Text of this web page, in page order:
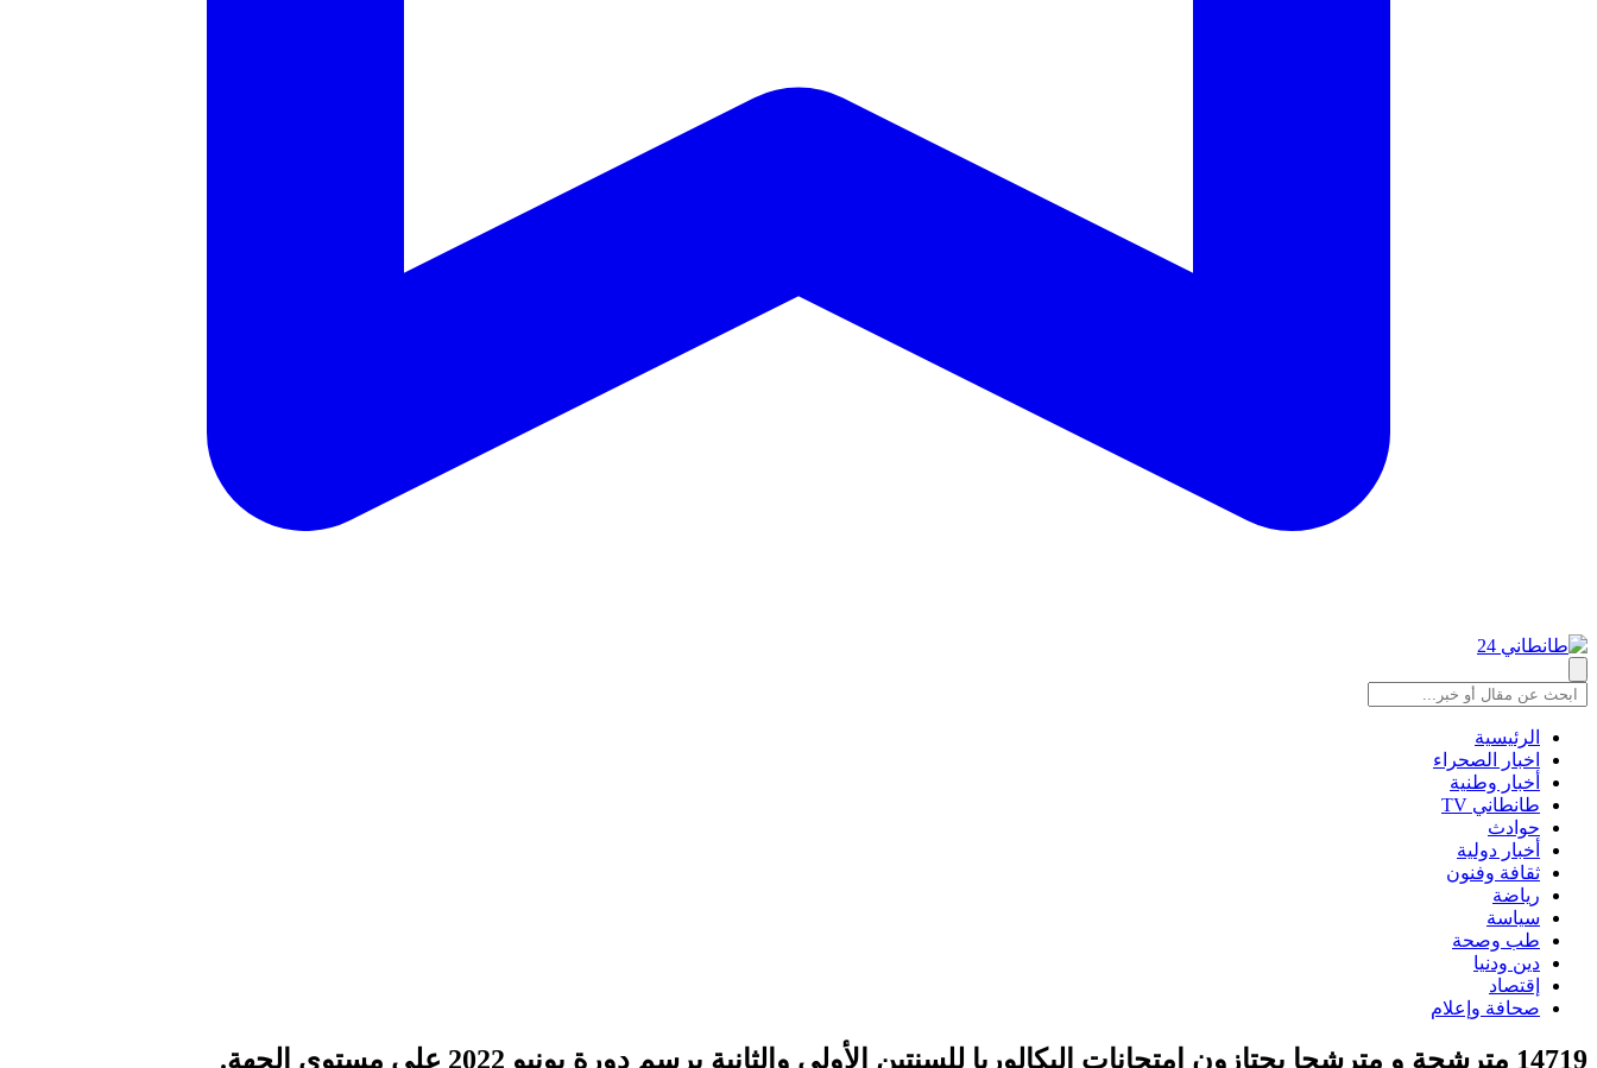
الرئيسية
اخبار الصحراء
أخبار وطنية
طانطاني TV
حوادث
أخبار دولية
ثقافة وفنون
رياضة
سياسة
طب وصحة
دين ودنيا
إقتصاد
صحافة وإعلام
14719 مترشحة و مترشحا يجتازون امتحانات البكالوريا للسنتين الأولى والثانية برسم دورة يونيو 2022 على مستوى الجهة.